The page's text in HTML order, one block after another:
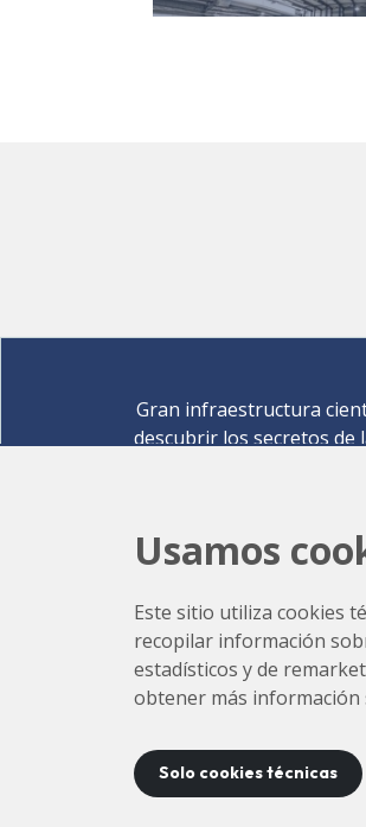
Gran infraestructura
descubrir los secretos de
Carrer de la Llum 2-26
Cómo
+34 93
Usamos
Este sitio utiliza cookies
recopilar información
estadísticos y de
obtener más información
Solo cookies técnicas